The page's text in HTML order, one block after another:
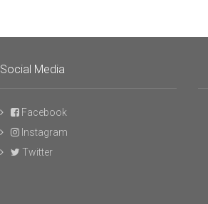
Social Media
Facebook
Instagram
Twitter